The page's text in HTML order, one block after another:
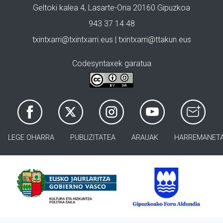
Geltoki kalea 4, Lasarte-Oria 20160 Gipuzkoa
943 37 14 48
txintxarri@txintxarri.eus | txintxarri@ttakun.eus
Codesyntaxek garatua
LEGE OHARRA PUBLIZITATEA ARAUAK